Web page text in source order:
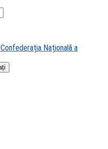
Confederația Națională a